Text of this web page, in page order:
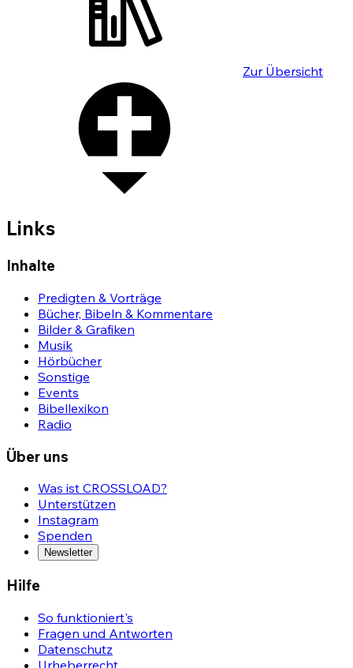
Zur Übersicht
Links
Inhalte
Predigten & Vorträge
Bücher, Bibeln & Kommentare
Bilder & Grafiken
Musik
Hörbücher
Sonstige
Events
Bibellexikon
Radio
Über uns
Was ist CROSSLOAD?
Unterstützen
Instagram
Spenden
Newsletter
Hilfe
So funktioniert's
Fragen und Antworten
Datenschutz
Urheberrecht